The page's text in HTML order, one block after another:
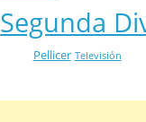
Segunda
Pellicer Televisión